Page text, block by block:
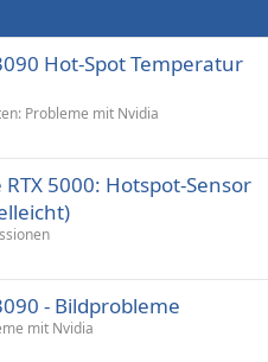
Hot-Spot Temperatur
Probleme mit Nvidia
5000: Hotspot-Sensor
- Bildprobleme
mit Nvidia